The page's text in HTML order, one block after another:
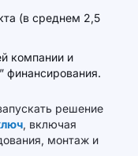
(в среднем 2,5
компании и
финансирования.
решение
, включая
монтаж и